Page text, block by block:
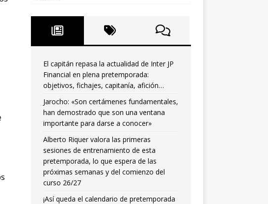
El capitán repasa la actualidad de Inter JP
Financial en plena pretemporada:
objetivos, fichajes, capitanía, afición…
Jarocho: «Son certámenes fundamentales,
han demostrado que son una ventana
importante para darse a conocer»
Alberto Riquer valora las primeras
sesiones de entrenamiento de esta
pretemporada, lo que espera de las
próximas semanas y del comienzo del
curso 26/27
¡Así queda el calendario de pretemporada